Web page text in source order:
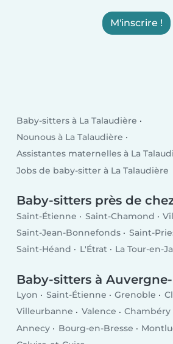
M'inscrire !
Baby-sitters à La Talaudière
Nounous à La Talaudière
Assistantes maternelles à La
Jobs de baby-sitter à La Talaudière
Baby-sitters près de
Saint-Étienne Saint-Chamond
Saint-Jean-Bonnefonds
Saint-
Saint-Héand
L'Étrat La Tour-en-
Baby-sitters à
Lyon Saint-Étienne Grenoble
Villeurbanne
Valence Chambéry
Annecy
Bourg-en-Bresse